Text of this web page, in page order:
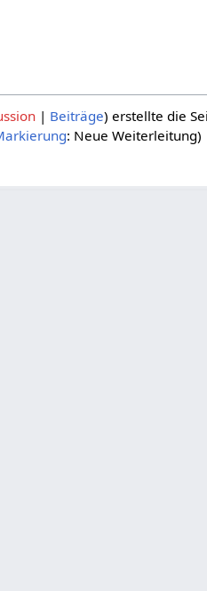
Beiträge erstellte die
: Neue Weiterleitung